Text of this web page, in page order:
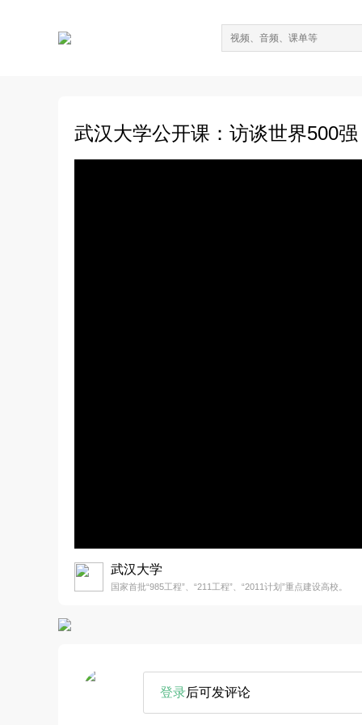
武汉大学公开课：访谈世界500强
武汉大学
国家首批“985工程”、“211工程”、“2011计划”重点建设高校。
登录后可发评论